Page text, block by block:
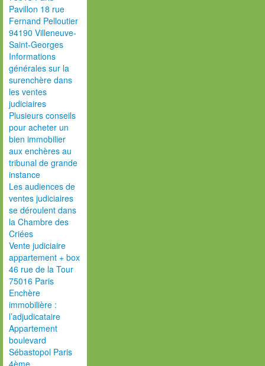
Pavillon 18 rue
Fernand Pelloutier
94190 Villeneuve-
Saint-Georges
Informations
générales sur la
surenchère dans
les ventes
judiciaires
Plusieurs conseils
pour acheter un
bien immobilier
aux enchères au
tribunal de grande
instance
Les audiences de
ventes judiciaires
se déroulent dans
la Chambre des
Criées
Vente judiciaire
appartement + box
46 rue de la Tour
75016 Paris
Enchère
immobilière :
l’adjudicataire
Appartement
boulevard
Sébastopol Paris
4ème